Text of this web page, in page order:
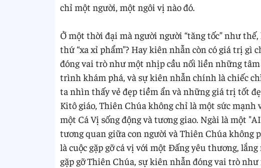
chỉ một người, một ngôi vị nào đó.
Ở một thời đại mà người người “tăng tốc” như
thứ “xa xỉ phẩm”? Hay kiên nhẫn còn có giá trị gì
đóng vai trò như một nhịp cầu nối liền những
trình khám phá, và sự kiên nhẫn chính là chiếc
ta nhìn thấy vẻ đẹp tiềm ẩn và những giá trị tốt
Kitô giáo, Thiên Chúa không chỉ là một sức
một Cá Vị sống động và tương giao. Ngài là một
tương quan giữa con người và Thiên Chúa không
là cuộc gặp gỡ cá vị với một Đấng yêu thương,
gặp gỡ Thiên Chúa, sự kiên nhẫn đóng vai trò